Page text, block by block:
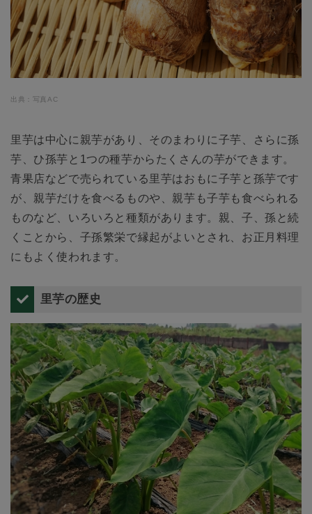
出典：写真AC
里芋は中心に親芋があり、そのまわりに子芋、さらに孫
芋、ひ孫芋と1つの種芋からたくさんの芋ができます。
青果店などで売られている里芋はおもに子芋と孫芋です
が、親芋だけを食べるものや、親芋も子芋も食べられる
ものなど、いろいろと種類があります。親、子、孫と続
くことから、子孫繁栄で縁起がよいとされ、お正月料理
にもよく使われます。
里芋の歴史